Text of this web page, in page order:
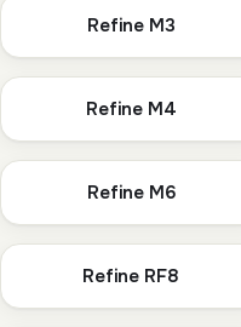
Refine M3
Refine M4
Refine M6
Refine RF8